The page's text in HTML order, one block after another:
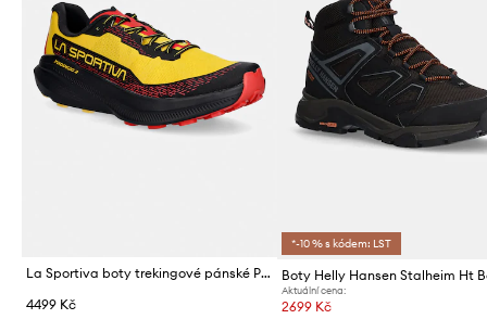
La Sportiva boty trekingové pánské Prodigio 2
4499 Kč
*-10 % s kódem: LST
Boty Helly Hansen Stalheim Ht
Aktuální cena:
2699 Kč